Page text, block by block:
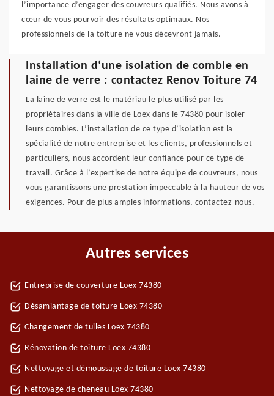
l’importance d’engager des couvreurs qualifiés. Nous avons à
cœur de vous pourvoir des résultats optimaux. Nos
professionnels de la toiture ne vous décevront jamais.
Installation d‘une isolation de comble en
laine de verre : contactez Renov Toiture 74
La laine de verre est le matériau le plus utilisé par les
propriétaires dans la ville de Loex dans le 74380 pour isoler
leurs combles. L’installation de ce type d’isolation est la
spécialité de notre entreprise et les clients, professionnels et
particuliers, nous accordent leur confiance pour ce type de
travail. Grâce à l’expertise de notre équipe de couvreurs, nous
vous garantissons une prestation impeccable à la hauteur de vos
exigences. Pour de plus amples informations, contactez-nous.
Autres services
Entreprise de couverture Loex 74380
Désamiantage de toiture Loex 74380
Changement de tuiles Loex 74380
Rénovation de toiture Loex 74380
Nettoyage et démoussage de toiture Loex 74380
Nettoyage de cheneau Loex 74380